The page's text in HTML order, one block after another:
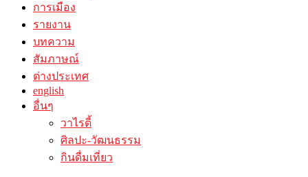
การเมือง
รายงาน
บทความ
สัมภาษณ์
ต่างประเทศ
english
อื่นๆ
วาไรตี้
ศิลปะ-วัฒนธรรม
กินดื่มเที่ยว